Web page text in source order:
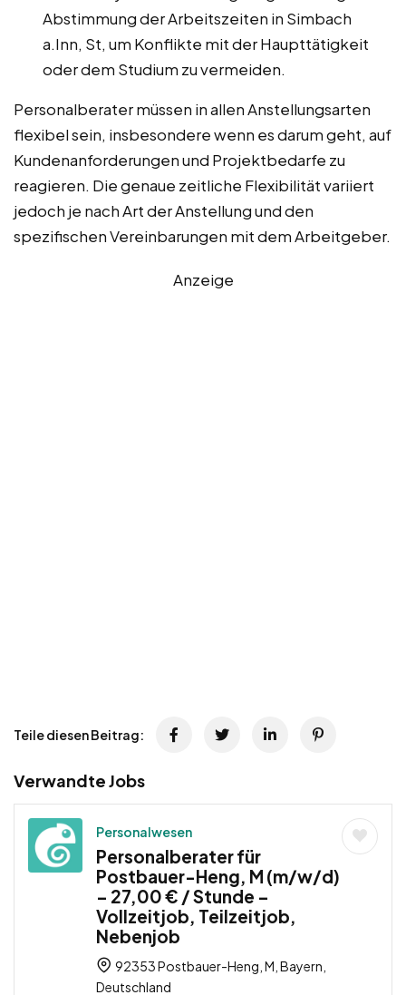
Abstimmung der Arbeitszeiten in Simbach
a.Inn, St, um Konflikte mit der Haupttätigkeit
oder dem Studium zu vermeiden.
Personalberater müssen in allen Anstellungsarten
flexibel sein, insbesondere wenn es darum geht, auf
Kundenanforderungen und Projektbedarfe zu
reagieren. Die genaue zeitliche Flexibilität variiert
jedoch je nach Art der Anstellung und den
spezifischen Vereinbarungen mit dem Arbeitgeber.
Anzeige
Teile diesen Beitrag:
Verwandte Jobs
Personalwesen
Personalberater für
Postbauer-Heng, M (m/w/d)
– 27,00 € / Stunde –
Vollzeitjob, Teilzeitjob,
Nebenjob
92353 Postbauer-Heng, M, Bayern,
Deutschland